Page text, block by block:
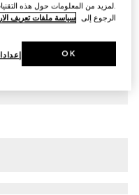
.لمزيد من المعلومات حول هذه
الرجوع إلى سياسة ملفات تعريف
OK